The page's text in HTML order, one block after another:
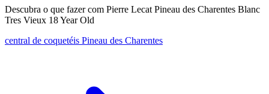
Descubra o que fazer com Pierre Lecat Pineau des Charentes Blanc
Tres Vieux 18 Year Old
central de coquetéis Pineau des Charentes